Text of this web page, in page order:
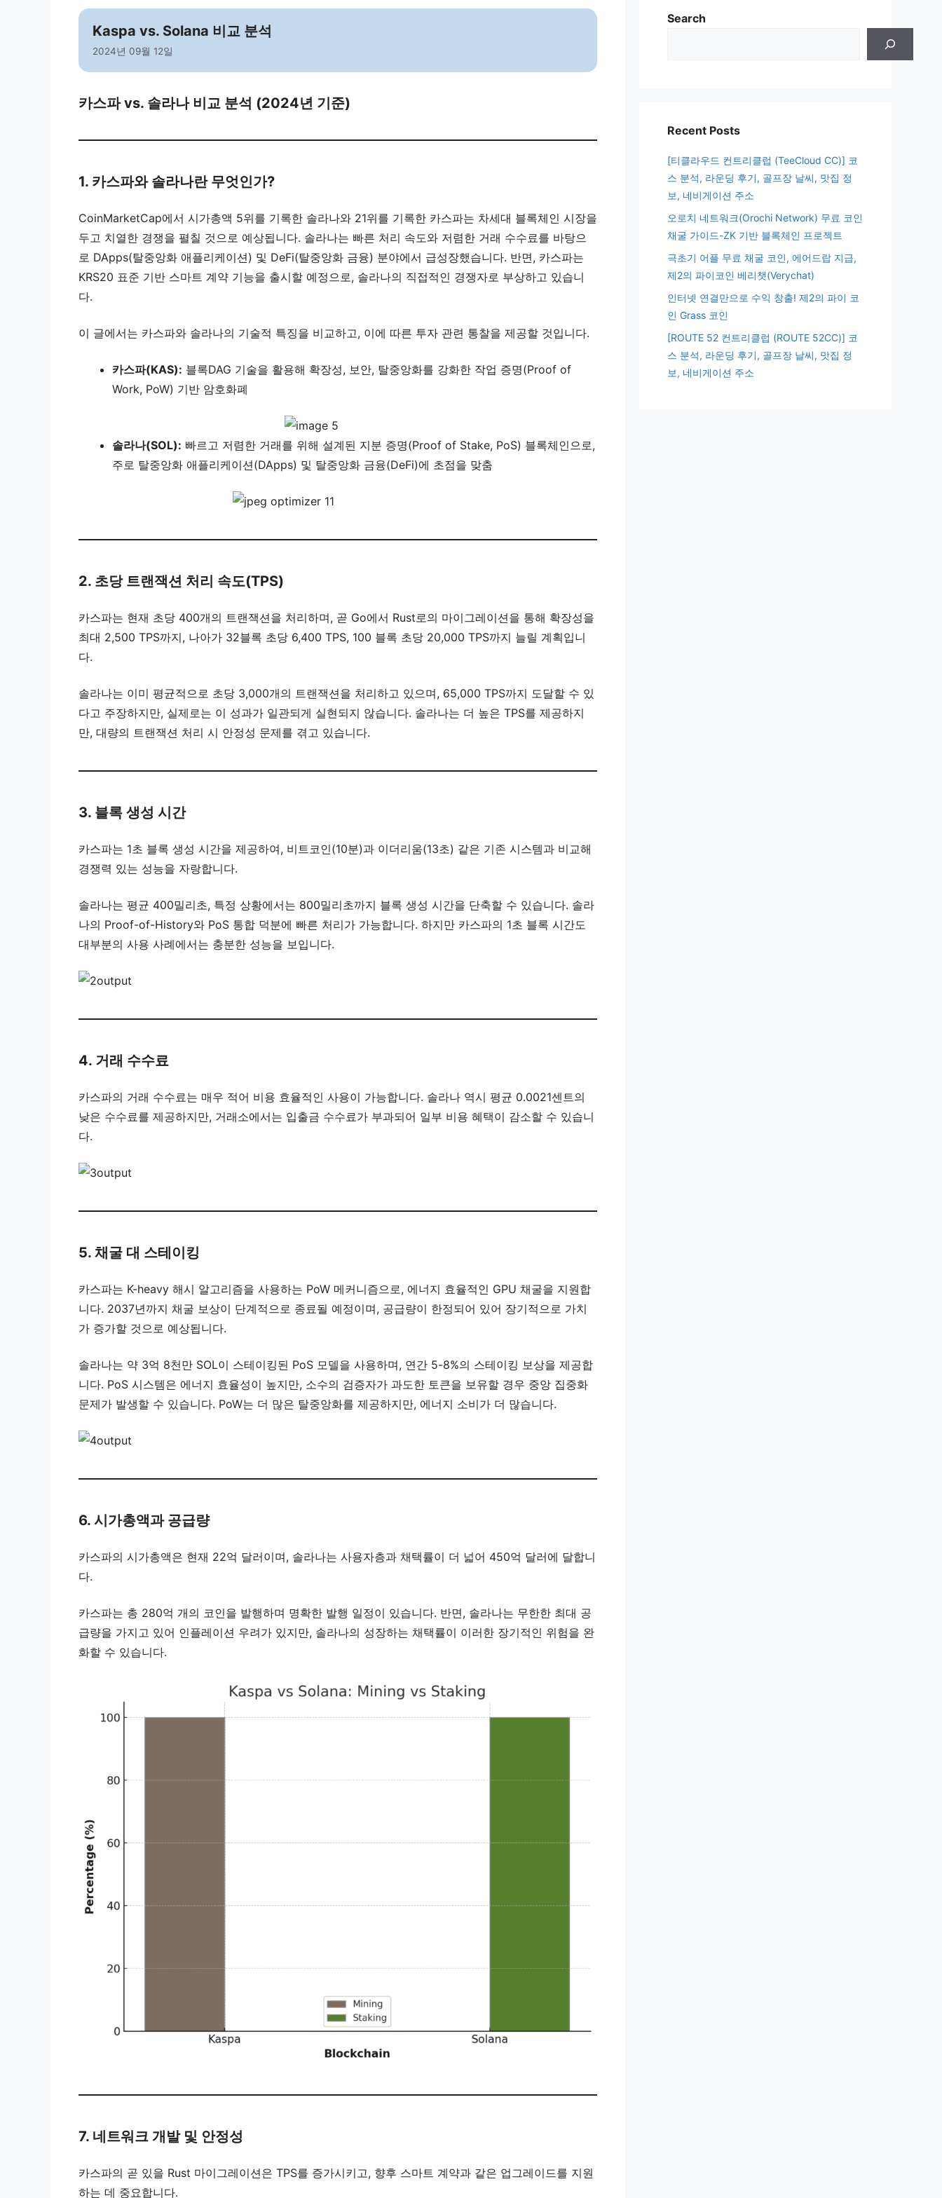
Kaspa vs. Solana 비교 분석
2024년 09월 12일
카스파 vs. 솔라나 비교 분석 (2024년 기준)
1. 카스파와 솔라나란 무엇인가?
CoinMarketCap에서 시가총액 5위를 기록한 솔라나와 21위를 기록한 카스파는 차세대 블록체인 시장을
두고 치열한 경쟁을 펼칠 것으로 예상됩니다. 솔라나는 빠른 처리 속도와 저렴한 거래 수수료를 바탕으
로 DApps(탈중앙화 애플리케이션) 및 DeFi(탈중앙화 금융) 분야에서 급성장했습니다. 반면, 카스파는
KRS20 표준 기반 스마트 계약 기능을 출시할 예정으로, 솔라나의 직접적인 경쟁자로 부상하고 있습니
다.
이 글에서는 카스파와 솔라나의 기술적 특징을 비교하고, 이에 따른 투자 관련 통찰을 제공할 것입니다.
카스파(KAS): 블록DAG 기술을 활용해 확장성, 보안, 탈중앙화를 강화한 작업 증명(Proof of
Work, PoW) 기반 암호화폐
솔라나(SOL): 빠르고 저렴한 거래를 위해 설계된 지분 증명(Proof of Stake, PoS) 블록체인으로,
주로 탈중앙화 애플리케이션(DApps) 및 탈중앙화 금융(DeFi)에 초점을 맞춤
2. 초당 트랜잭션 처리 속도(TPS)
카스파는 현재 초당 400개의 트랜잭션을 처리하며, 곧 Go에서 Rust로의 마이그레이션을 통해 확장성을
최대 2,500 TPS까지, 나아가 32블록 초당 6,400 TPS, 100 블록 초당 20,000 TPS까지 늘릴 계획입니
다.
솔라나는 이미 평균적으로 초당 3,000개의 트랜잭션을 처리하고 있으며, 65,000 TPS까지 도달할 수 있
다고 주장하지만, 실제로는 이 성과가 일관되게 실현되지 않습니다. 솔라나는 더 높은 TPS를 제공하지
만, 대량의 트랜잭션 처리 시 안정성 문제를 겪고 있습니다.
3. 블록 생성 시간
카스파는 1초 블록 생성 시간을 제공하여, 비트코인(10분)과 이더리움(13초) 같은 기존 시스템과 비교해
경쟁력 있는 성능을 자랑합니다.
솔라나는 평균 400밀리초, 특정 상황에서는 800밀리초까지 블록 생성 시간을 단축할 수 있습니다. 솔라
나의 Proof-of-History와 PoS 통합 덕분에 빠른 처리가 가능합니다. 하지만 카스파의 1초 블록 시간도
대부분의 사용 사례에서는 충분한 성능을 보입니다.
4. 거래 수수료
카스파의 거래 수수료는 매우 적어 비용 효율적인 사용이 가능합니다. 솔라나 역시 평균 0.0021센트의
낮은 수수료를 제공하지만, 거래소에서는 입출금 수수료가 부과되어 일부 비용 혜택이 감소할 수 있습니
다.
5. 채굴 대 스테이킹
카스파는 K-heavy 해시 알고리즘을 사용하는 PoW 메커니즘으로, 에너지 효율적인 GPU 채굴을 지원합
니다. 2037년까지 채굴 보상이 단계적으로 종료될 예정이며, 공급량이 한정되어 있어 장기적으로 가치
가 증가할 것으로 예상됩니다.
솔라나는 약 3억 8천만 SOL이 스테이킹된 PoS 모델을 사용하며, 연간 5-8%의 스테이킹 보상을 제공합
니다. PoS 시스템은 에너지 효율성이 높지만, 소수의 검증자가 과도한 토큰을 보유할 경우 중앙 집중화
문제가 발생할 수 있습니다. PoW는 더 많은 탈중앙화를 제공하지만, 에너지 소비가 더 많습니다.
6. 시가총액과 공급량
카스파의 시가총액은 현재 22억 달러이며, 솔라나는 사용자층과 채택률이 더 넓어 450억 달러에 달합니
다.
카스파는 총 280억 개의 코인을 발행하며 명확한 발행 일정이 있습니다. 반면, 솔라나는 무한한 최대 공
급량을 가지고 있어 인플레이션 우려가 있지만, 솔라나의 성장하는 채택률이 이러한 장기적인 위험을 완
화할 수 있습니다.
7. 네트워크 개발 및 안정성
카스파의 곧 있을 Rust 마이그레이션은 TPS를 증가시키고, 향후 스마트 계약과 같은 업그레이드를 지원
하는 데 중요합니다.
Search
Recent Posts
[티클라우드 컨트리클럽 (TeeCloud CC)] 코
스 분석, 라운딩 후기, 골프장 날씨, 맛집 정
보, 네비게이션 주소
오로치 네트워크(Orochi Network) 무료 코인
채굴 가이드-ZK 기반 블록체인 프로젝트
극초기 어플 무료 채굴 코인, 에어드랍 지급,
제2의 파이코인 베리챗(Verychat)
인터넷 연결만으로 수익 창출! 제2의 파이 코
인 Grass 코인
[ROUTE 52 컨트리클럽 (ROUTE 52CC)] 코
스 분석, 라운딩 후기, 골프장 날씨, 맛집 정
보, 네비게이션 주소